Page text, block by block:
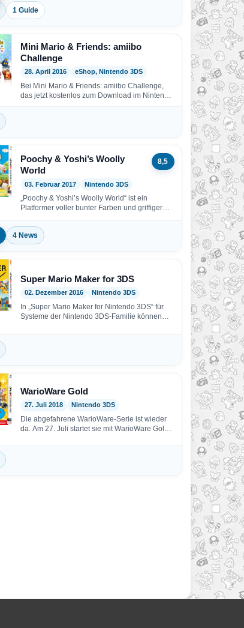
1 Guide
Mini Mario & Friends: amiibo
Challenge
28. April 2016 eShop, Nintendo 3DS
Bei Mini Mario & Friends: amiibo Challenge,
das jetzt kostenlos zum Download im Nintendo
Poochy & Yoshi’s Woolly
World
8,5
03. Februar 2017 Nintendo 3DS
„Poochy & Yoshi’s Woolly World“ ist ein
Platformer voller bunter Farben und griffiger
4 News
Super Mario Maker for 3DS
02. Dezember 2016 Nintendo 3DS
In „Super Mario Maker for Nintendo 3DS“ für
Systeme der Nintendo 3DS-Familie können
WarioWare Gold
27. Juli 2018 Nintendo 3DS
Die abgefahrene WarioWare-Serie ist wieder
da. Am 27. Juli startet sie mit WarioWare Gold